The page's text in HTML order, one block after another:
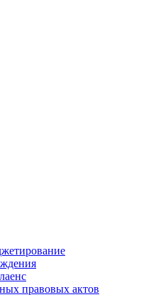
правовых актов